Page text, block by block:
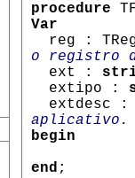
procedure
Var
reg :
o registro
ext :
extipo :
extdesc :
aplicativo.
begin
end ;